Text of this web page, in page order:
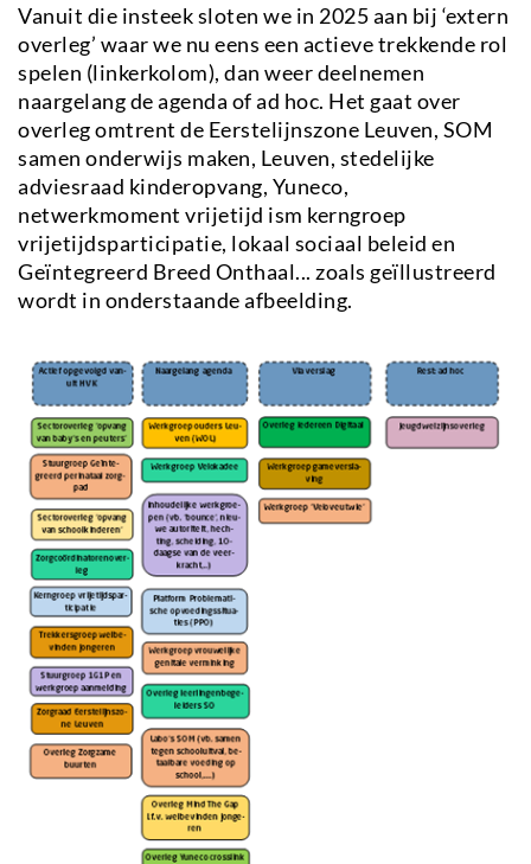
Vanuit die insteek sloten we in 2025 aan bij ‘extern
overleg’ waar we nu eens een actieve trekkende rol
spelen (linkerkolom), dan weer deelnemen
naargelang de agenda of ad hoc. Het gaat over
overleg omtrent de Eerstelijnszone Leuven, SOM
samen onderwijs maken, Leuven, stedelijke
adviesraad kinderopvang, Yuneco,
netwerkmoment vrijetijd ism kerngroep
vrijetijdsparticipatie, lokaal sociaal beleid en
Geïntegreerd Breed Onthaal... zoals geïllustreerd
wordt in onderstaande afbeelding.